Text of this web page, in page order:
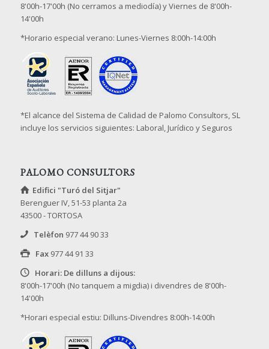
8'00h-17'00h (No cerramos a mediodía) y Viernes de 8'00h-
14'00h
*Horario especial verano: Lunes-Viernes 8:00h-14:00h
*El alcance del Sistema de Calidad de Palomo Consultors, SL
incluye los servicios siguientes: Laboral, Jurídico y Seguros
PALOMO CONSULTORS
Edifici "Turó del Sitjar"
Berenguer IV, 51-53 planta 2a
43500 - TORTOSA
Telèfon 977 44 90 33
Fax 977 44 91 33
Horari: De dilluns a dijous:
8'00h-17'00h (No tanquem a migdia) i divendres de 8'00h-
14'00h
*Horari especial estiu: Dilluns-Divendres 8:00h-14:00h